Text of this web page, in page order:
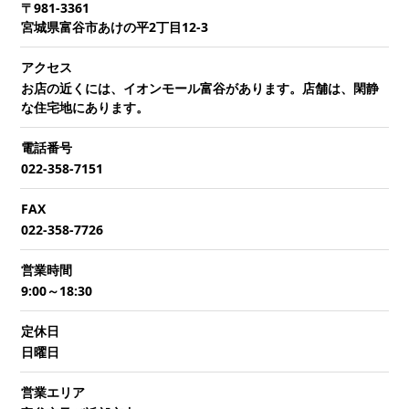
〒981-3361
宮城県富谷市あけの平2丁目12-3
アクセス
お店の近くには、イオンモール富谷があります。店舗は、閑静
な住宅地にあります。
電話番号
022-358-7151
FAX
022-358-7726
営業時間
9:00～18:30
定休日
日曜日
営業エリア